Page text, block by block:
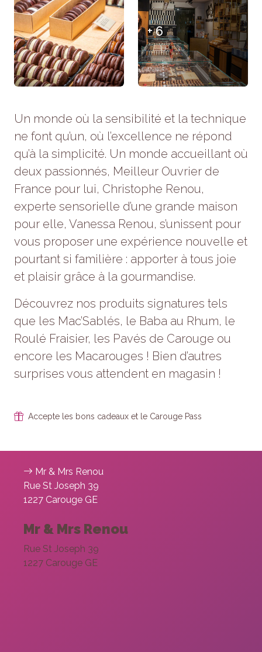
+ 6
Un monde où la sensibilité et la technique
ne font qu’un, où l’excellence ne répond
qu’à la simplicité. Un monde accueillant où
deux passionnés, Meilleur Ouvrier de
France pour lui, Christophe Renou,
experte sensorielle d’une grande maison
pour elle, Vanessa Renou, s’unissent pour
vous proposer une expérience nouvelle et
pourtant si familière : apporter à tous joie
et plaisir grâce à la gourmandise.
Découvrez nos produits signatures tels
que les Mac’Sablés, le Baba au Rhum, le
Roulé Fraisier, les Pavés de Carouge ou
encore les Macarouges ! Bien d’autres
surprises vous attendent en magasin !
Accepte les bons cadeaux et le Carouge Pass
Mr & Mrs Renou
Rue St Joseph 39
1227 Carouge GE
Mr & Mrs Renou
Rue St Joseph 39
1227 Carouge GE
lors de votre
visite. Si vous
refusez ces
cookies,
certaines
fonctionnalités
disparaîtront
du site Web.
Marketing
En partageant
votre
comportement
lorsque vous
visitez notre
augmentez
les chances
contenu et
des offres